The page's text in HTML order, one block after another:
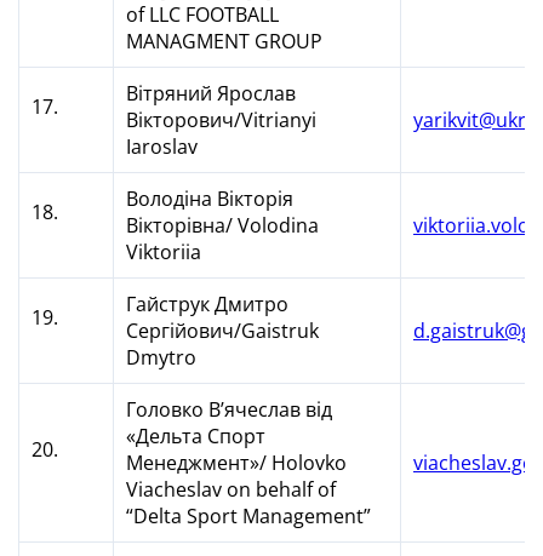
of LLC FOOTBALL
MANAGMENT GROUP
17.
Вітряний Ярослав
Вікторович/Vitrianyi
Iaroslav
18.
Володіна Вікторія
Вікторівна/ Volodina
Viktoriia
19.
Гайструк Дмитро
Сергійович/Gaistruk
Dmytro
20.
Головко В’ячеслав від
«Дельта Спорт
Менеджмент»/ Holovko
Viacheslav on behalf of
“Delta Sport Management”